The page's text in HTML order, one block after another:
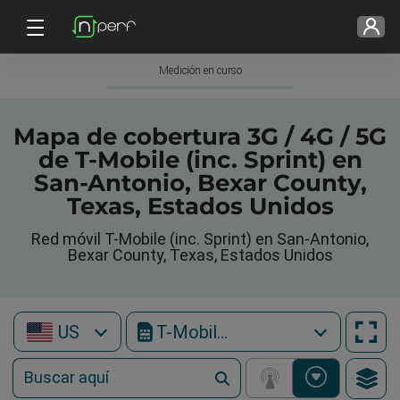
Medición en curso
Mapa de cobertura 3G / 4G / 5G
de T-Mobile (inc. Sprint) en
San-Antonio, Bexar County,
Texas, Estados Unidos
Red móvil T-Mobile (inc. Sprint) en San-Antonio,
Bexar County, Texas, Estados Unidos
US T-Mobile (inc. Sprint)